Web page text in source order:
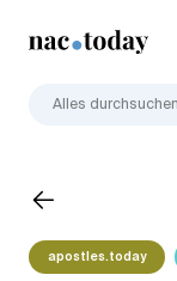
apostles.today